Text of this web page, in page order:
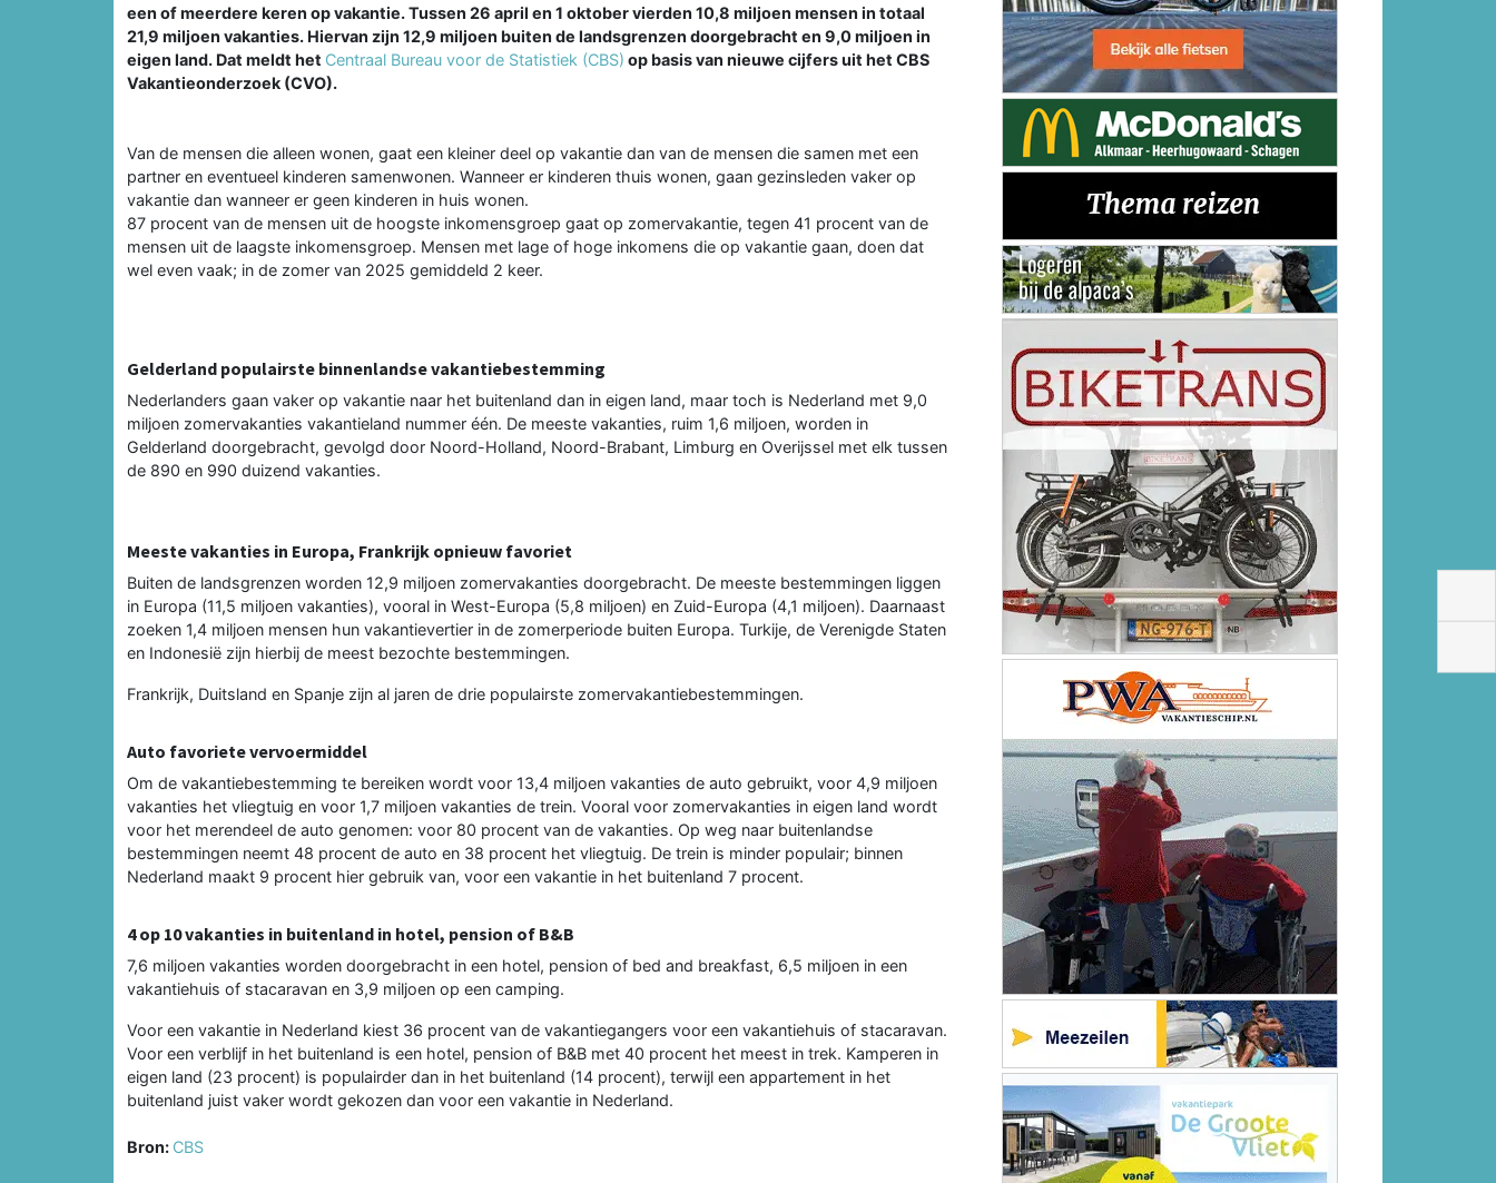
een of meerdere keren op vakantie. Tussen 26 april en 1 oktober vierden 10,8 miljoen mensen in totaal
21,9 miljoen vakanties. Hiervan zijn 12,9 miljoen buiten de landsgrenzen doorgebracht en 9,0 miljoen in
eigen land. Dat meldt het Centraal Bureau voor de Statistiek (CBS) op basis van nieuwe cijfers uit het CBS
Vakantieonderzoek (CVO).
Van de mensen die alleen wonen, gaat een kleiner deel op vakantie dan van de mensen die samen met een
partner en eventueel kinderen samenwonen. Wanneer er kinderen thuis wonen, gaan gezinsleden vaker op
vakantie dan wanneer er geen kinderen in huis wonen.
87 procent van de mensen uit de hoogste inkomensgroep gaat op zomervakantie, tegen 41 procent van de
mensen uit de laagste inkomensgroep. Mensen met lage of hoge inkomens die op vakantie gaan, doen dat
wel even vaak; in de zomer van 2025 gemiddeld 2 keer.
Gelderland populairste binnenlandse vakantiebestemming
Nederlanders gaan vaker op vakantie naar het buitenland dan in eigen land, maar toch is Nederland met 9,0
miljoen zomervakanties vakantieland nummer één. De meeste vakanties, ruim 1,6 miljoen, worden in
Gelderland doorgebracht, gevolgd door Noord-Holland, Noord-Brabant, Limburg en Overijssel met elk tussen
de 890 en 990 duizend vakanties.
Meeste vakanties in Europa, Frankrijk opnieuw favoriet
Buiten de landsgrenzen worden 12,9 miljoen zomervakanties doorgebracht. De meeste bestemmingen liggen
in Europa (11,5 miljoen vakanties), vooral in West-Europa (5,8 miljoen) en Zuid-Europa (4,1 miljoen). Daarnaast
zoeken 1,4 miljoen mensen hun vakantievertier in de zomerperiode buiten Europa. Turkije, de Verenigde Staten
en Indonesië zijn hierbij de meest bezochte bestemmingen.
Frankrijk, Duitsland en Spanje zijn al jaren de drie populairste zomervakantiebestemmingen.
Auto favoriete vervoermiddel
Om de vakantiebestemming te bereiken wordt voor 13,4 miljoen vakanties de auto gebruikt, voor 4,9 miljoen
vakanties het vliegtuig en voor 1,7 miljoen vakanties de trein. Vooral voor zomervakanties in eigen land wordt
voor het merendeel de auto genomen: voor 80 procent van de vakanties. Op weg naar buitenlandse
bestemmingen neemt 48 procent de auto en 38 procent het vliegtuig. De trein is minder populair; binnen
Nederland maakt 9 procent hier gebruik van, voor een vakantie in het buitenland 7 procent.
4 op 10 vakanties in buitenland in hotel, pension of B&B
7,6 miljoen vakanties worden doorgebracht in een hotel, pension of bed and breakfast, 6,5 miljoen in een
vakantiehuis of stacaravan en 3,9 miljoen op een camping.
Voor een vakantie in Nederland kiest 36 procent van de vakantiegangers voor een vakantiehuis of stacaravan.
Voor een verblijf in het buitenland is een hotel, pension of B&B met 40 procent het meest in trek. Kamperen in
eigen land (23 procent) is populairder dan in het buitenland (14 procent), terwijl een appartement in het
buitenland juist vaker wordt gekozen dan voor een vakantie in Nederland.
Bron: CBS